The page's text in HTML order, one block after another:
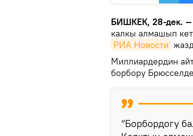
БИШКЕК, 28-дек. —
калкы алмашып
РИА Новости
Миллиардердин
борбору
“Борбордогу